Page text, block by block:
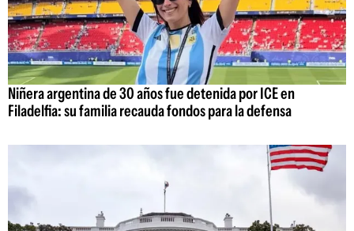
Niñera argentina de 30 años fue detenida por ICE en
Filadelfia: su familia recauda fondos para la defensa